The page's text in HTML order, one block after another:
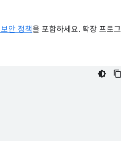
안 정책을 포함하세요. 확장 프로그